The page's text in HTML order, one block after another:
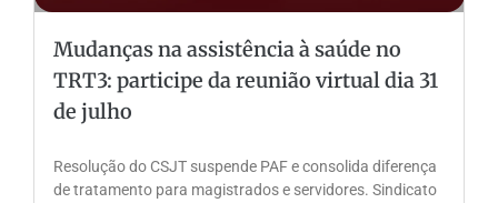
Mudanças na assistência à saúde no
TRT3: participe da reunião virtual dia 31
de julho
Resolução do CSJT suspende PAF e consolida diferença
de tratamento para magistrados e servidores. Sindicato